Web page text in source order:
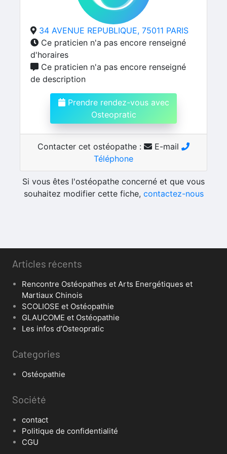
34 AVENUE REPUBLIQUE, 75011 PARIS
Ce praticien n'a pas encore renseigné
d'horaires
Ce praticien n'a pas encore renseigné
de description
Prendre rendez-vous avec
Osteopratic
Contacter cet ostéopathe :
E-mail
Téléphone
Si vous êtes l'ostéopathe concerné et que vous
souhaitez modifier cette fiche, contactez-nous
Articles récents
Rencontre Ostéopathes et Arts Energétiques et
Martiaux Chinois
SCOLIOSE et Ostéopathie
GLAUCOME et Ostéopathie
Les infos d’Osteopratic
Categories
Ostéopathie
Société
contact
Politique de confidentialité
CGU